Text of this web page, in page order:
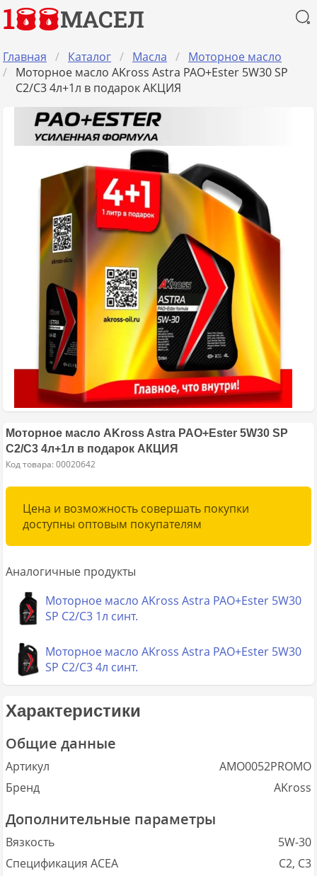
1 МАСЕЛ
Главная Каталог Масла
Моторное масло
Моторное масло AKross Astra PAO+Ester 5W30 SP
C2/C3 4л+1л в подарок АКЦИЯ
Моторное масло AKross Astra PAO+Ester 5W30 SP
C2/C3 4л+1л в подарок АКЦИЯ
Код товара: 00020642
Цена и возможность совершать покупки
доступны оптовым покупателям
Аналогичные продукты
Моторное масло AKross Astra PAO+Ester 5W30
SP C2/C3 1л синт.
Моторное масло AKross Astra PAO+Ester 5W30
SP C2/C3 4л синт.
Характеристики
Общие данные
Артикул
AMO0052PROMO
Бренд
AKross
Дополнительные параметры
Вязкость
5W-30
Спецификация ACEA
C2, C3